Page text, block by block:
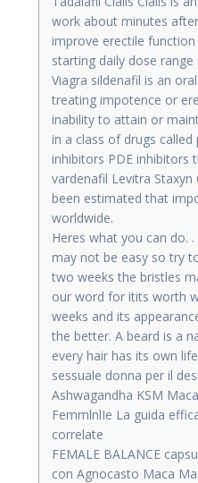
work about minutes
improve erectile
starting daily dose range
Viagra sildenafil is an
treating impotence or
inability to attain or
in a class of drugs
inhibitors PDE inhibitors
vardenafil Levitra
been estimated that
worldwide.
Heres what you can do.
may not be easy so try
two weeks the bristles
our word for itits worth
weeks and its
the better. A beard is a
every hair has its own
sessuale donna per il
Ashwagandha KSM
FemmlnlIe La guida
correlate
FEMALE BALANCE
con Agnocasto Maca